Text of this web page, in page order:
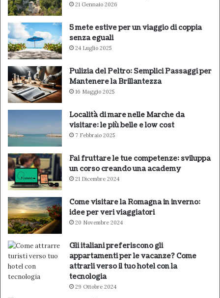
21 Gennaio 2026
5 mete estive per un viaggio di coppia
senza eguali
24 Luglio 2025
Pulizia del Peltro: Semplici Passaggi per
Mantenere la Brillantezza
16 Maggio 2025
Località di mare nelle Marche da
visitare: le più belle e low cost
7 Febbraio 2025
Fai fruttare le tue competenze: sviluppa
un corso creando una academy
21 Dicembre 2024
Come visitare la Romagna in inverno:
idee per veri viaggiatori
20 Novembre 2024
Gli italiani preferiscono gli
appartamenti per le vacanze? Come
attrarli verso il tuo hotel con la
tecnologia
29 Ottobre 2024